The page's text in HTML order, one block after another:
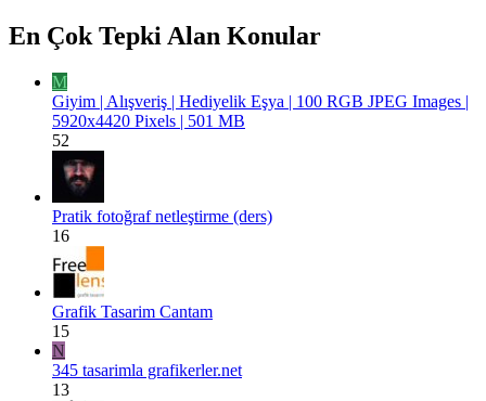
En Çok Tepki Alan Konular
M
Giyim | Alışveriş | Hediyelik Eşya | 100 RGB JPEG Images |
5920x4420 Pixels | 501 MB
52
Pratik fotoğraf netleştirme (ders)
16
Grafik Tasarim Cantam
15
N
345 tasarimla grafikerler.net
13